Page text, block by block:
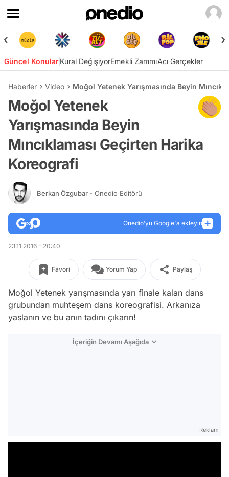
Güncel KonularKural DeğişiyorEmekli ZammıAcı Gerçekler
Haberler Video Moğol Yetenek Yarışmasında Beyin
Moğol Yetenek
Yarışmasında Beyin
Mıncıklaması Geçirten Harika
Koreografi
Berkan Özgubar - Onedio Editörü
Onedio’yu Google'a ekleyin
23.11.2016 - 20:40
Favori Yorum Yap Paylaş
Moğol Yetenek yarışmasında yarı finale kalan dans
grubundan muhteşem dans koreografisi. Arkanıza
yaslanın ve bu anın tadını çıkarın!
İçeriğin Devamı Aşağıda
Reklam